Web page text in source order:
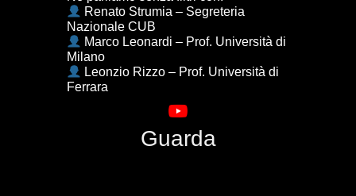
Renato Strumia – Segreteria
Nazionale CUB
Marco Leonardi – Prof. Università di
Milano
Leonzio Rizzo – Prof. Università di
Ferrara
Guarda